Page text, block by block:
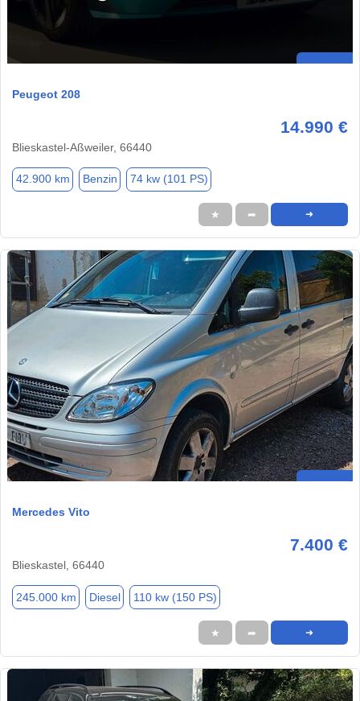
Peugeot 208
14.990 €
Blieskastel-Aßweiler, 66440
42.900 km Benzin 74 kw (101 PS)
★ ➦ ➜
Mercedes Vito
7.400 €
Blieskastel, 66440
245.000 km Diesel 110 kw (150 PS)
★ ➦ ➜